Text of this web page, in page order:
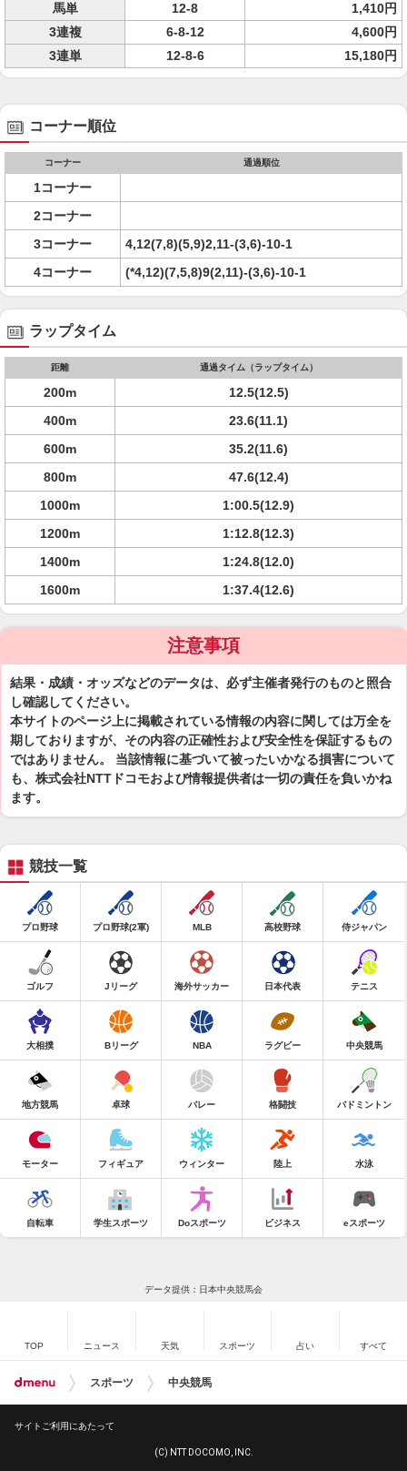
馬単
12-8
1,410円
3連複
6-8-12
4,600円
3連単
12-8-6 15,180円
コーナー順位
コーナー 通過順位
1コーナー
2コーナー
3コーナー
4,12(7,8)(5,9)2,11-(3,6)-10-1
4コーナー
(*4,12)(7,5,8)9(2,11)-(3,6)-10-1
ラップタイム
距離 通過タイム（ラップタイム）
200m
12.5(12.5)
400m
23.6(11.1)
600m
35.2(11.6)
800m
47.6(12.4)
1000m
1:00.5(12.9)
1200m
1:12.8(12.3)
1400m
1:24.8(12.0)
1600m
1:37.4(12.6)
注意事項
結果・成績・オッズなどのデータは、必ず主催者発行のものと照合
し確認してください。
本サイトのページ上に掲載されている情報の内容に関しては万全を
期しておりますが、その内容の正確性および安全性を保証するもの
ではありません。 当該情報に基づいて被ったいかなる損害について
も、株式会社NTTドコモおよび情報提供者は一切の責任を負いかね
ます。
競技一覧
プロ野球 プロ野球(2軍) MLB 高校野球 侍ジャパン
ゴルフ Jリーグ 海外サッカー 日本代表 テニス
大相撲 Bリーグ NBA ラグビー 中央競馬
地方競馬 卓球 バレー 格闘技 バドミントン
モーター フィギュア ウィンター 陸上 水泳
自転車 学生スポーツ Doスポーツ ビジネス eスポーツ
データ提供：日本中央競馬会
TOP ニュース 天気 スポーツ 占い すべて
スポーツ 中央競馬
サイトご利用にあたって
(C) NTT DOCOMO, INC.